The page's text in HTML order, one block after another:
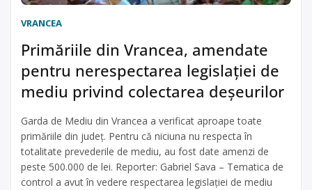
VRANCEA
Primăriile din Vrancea, amendate
pentru nerespectarea legislației de
mediu privind colectarea deșeurilor
Garda de Mediu din Vrancea a verificat aproape toate
primăriile din județ. Pentru că niciuna nu respecta în
totalitate prevederile de mediu, au fost date amenzi de
peste 500.000 de lei. Reporter: Gabriel Sava – Tematica de
control a avut în vedere respectarea legislației de mediu